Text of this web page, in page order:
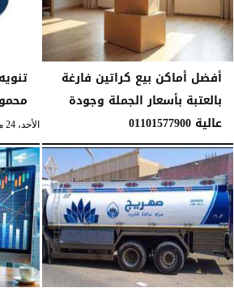
أفضل أماكن بيع كراتين فارغة
بالعتبة بأسعار الجملة وجودة
عالية 01101577900
الإثنين، 1 يونيو 2026 06:42 صـ
الأحد، 24 مايو 2026